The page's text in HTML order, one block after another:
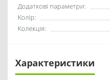
Додаткові параметри:
Колір:
Колекція:
Характеристики